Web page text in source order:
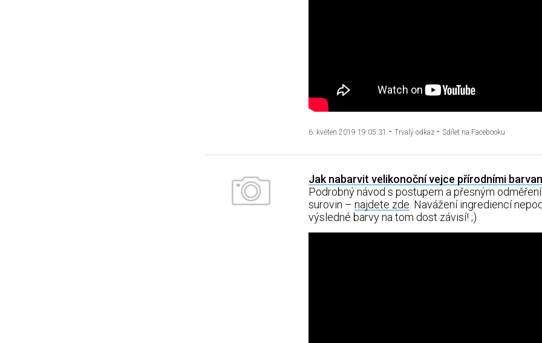
6. květen 2019 19:05:31 - Trvalý odkaz- Sdílet na Facebooku
Jak nabarvit velikonoční vejce přírodními
Podrobný návod s postupem a přesným
surovin – najdete zde . Navážení ingrediencí
výsledné barvy na tom dost závisí! ;)